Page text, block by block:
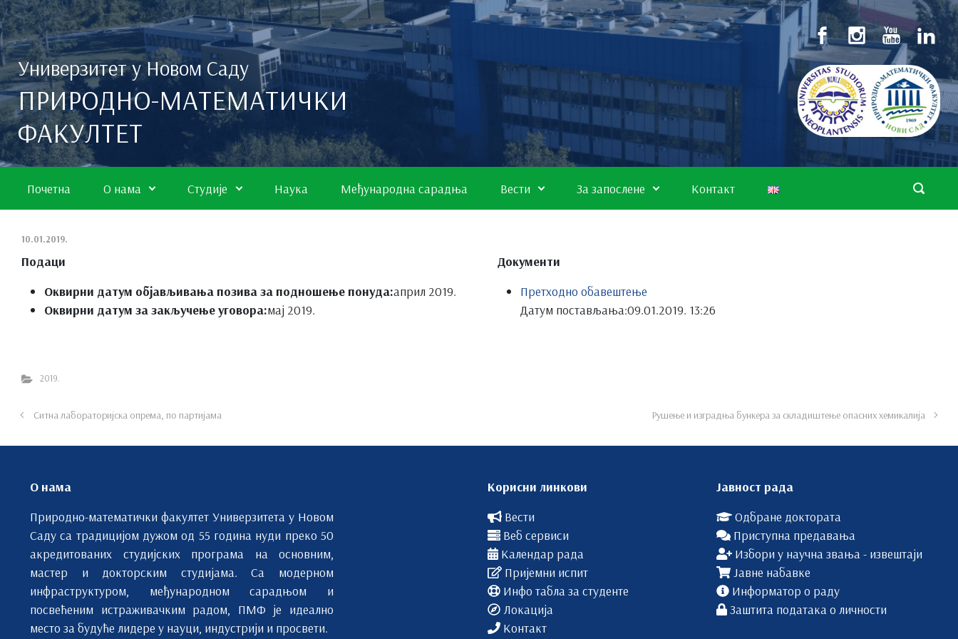
Скип то маин цонтент
Универзитет у Новом Саду
ПРИРОДНО-МАТЕМАТИЧКИ
ФАКУЛТЕТ
Почетна О нама Студије Наука Међународна сарадња Вести За запослене Контакт
10.01.2019.
Подаци
Оквирни датум објављивања позива за подношење понуда:април 2019.
Оквирни датум за закључење уговора:мај 2019.
Документи
Претходно обавештење
Датум постављања:09.01.2019. 13:26
2019.
Ситна лабораторијска опрема, по партијама Рушење и изградња бункера за складиштење опасних хемикалија
О нама
Природно-математички факултет Универзитета у Новом
Саду са традицијом дужом од 55 година нуди преко 50
акредитованих студијских програма на основним,
мастер и докторским студијама. Са модерном
инфраструктуром, међународном сарадњом и
посвећеним истраживачким радом, ПМФ је идеално
место за будуће лидере у науци, индустрији и просвети.
Корисни линкови
Вести
Веб сервиси
Календар рада
Пријемни испит
Инфо табла за студенте
Локација
Контакт
Јавност рада
Одбране доктората
Приступна предавања
Избори у научна звања - извештаји
Јавне набавке
Информатор о раду
Заштита података о личности